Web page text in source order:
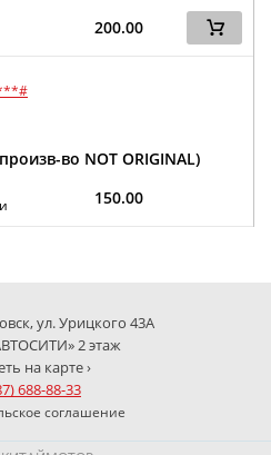
200.00
во NOT ORIGINAL)
150.00
ул. Урицкого 43А
2 этаж
на карте ›
688-88-33
соглашение